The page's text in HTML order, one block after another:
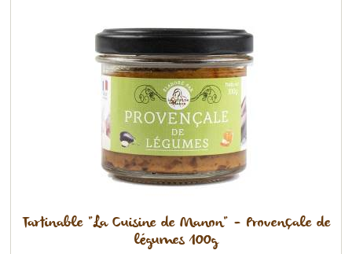
Tartinable "La Cuisine de Manon" - Provençale de
légumes 100g